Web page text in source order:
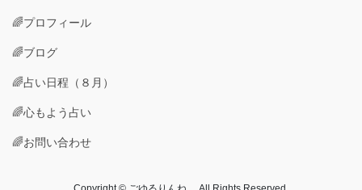
🌈プロフィール
🌈ブログ
🌈占い日程（８月）
🌈心もよう占い
🌈お問い合わせ